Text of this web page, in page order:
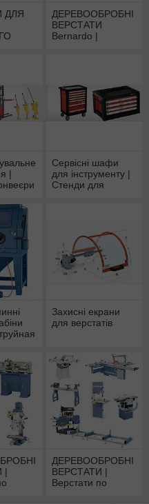
ДЛЯ
ДЕРЕВООБРОБНІ
ВЕРСТАТИ
Bernardo |
|
Сервісні шафи
для інструменту |
Стенди для
Захисні екрани
для верстатів
|
ДЕРЕВООБРОБНІ
ВЕРСТАТИ |
Верстати по